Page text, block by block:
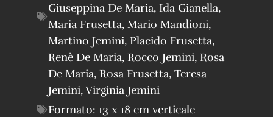
Giuseppina De Maria, Ida Gianella,
Maria Frusetta, Mario Mandioni,
Martino Jemini, Placido Frusetta,
Renè De Maria, Rocco Jemini, Rosa
De Maria, Rosa Frusetta, Teresa
Jemini,Virginia Jemini
Formato: 13 x 18 cm verticale